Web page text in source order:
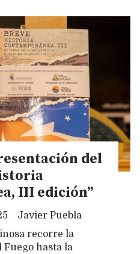
del
III edición”
Javier Puebla
recorre la
hasta la